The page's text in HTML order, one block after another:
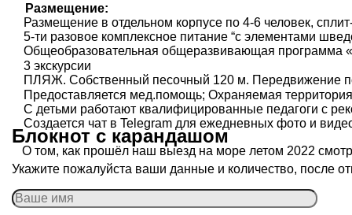
Размещение:
Размещение в отдельном корпусе по 4-6 человек,
5-ти разовое комплексное питание “с элементами
Общеобразовательная общеразвивающая программа
3 экскурсии
ПЛЯЖ. Собственный песочный 120 м. Передвижение
Предоставляется мед.помощь; Охраняемая
С детьми работают квалифицированные педагоги с
Создается чат в Telegram для ежедневных фото и
О том, как прошёл наш выезд на море летом 2022
Блокнот с карандашом
Укажите пожалуйста ваши данные и количество, после